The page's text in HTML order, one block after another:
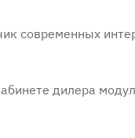
современных
дилера